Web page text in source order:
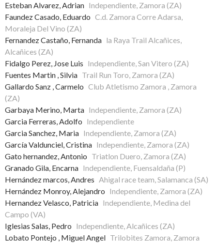
Esteban Alvarez, Adrian Independiente, Zamora (ZA)
Faundez Casado, Eduardo C.d. Zamora Corre Adarsa,
Moraleja Del Vino (ZA)
Fernandez Castaño, Fernanda la Raya Trail Alcañices,
Alcañices (ZA)
Fidalgo Perez, Jose Luis Independiente, San Vitero (ZA)
Fuentes Martin , Silvia Trail Run Toro, Zamora (ZA)
Gallardo Sanz , Carmelo Club Atletismo Zamora , Zamora
(ZA)
Garbaya Merino, Marta Independiente, Zamora (ZA)
Garcia Ferreras, Adolfo Independiente
Garcia Sanchez, Maria Independiente, Zamora (ZA)
García Valdunciel, Cristina Independiente, Zamora (ZA)
Gato hernandez, Antonio Triatlon Duero, Zamora (ZA)
Granado Gila, Encarna Independiente, Fuensaldaña (P)
Hernández marcos, Andres Ahigal race team, Salamanca (SA)
Hernández Monroy, Alejandro Independiente, Zamora (ZA)
Hernandez Velasco, Patricia Independiente, Medina del
Campo (VA)
Iglesias Salas, Pedro Independiente, Alcañices (ZA)
Lobato Pontejo , Miguel Angel Trilobites Zamora, Zamora